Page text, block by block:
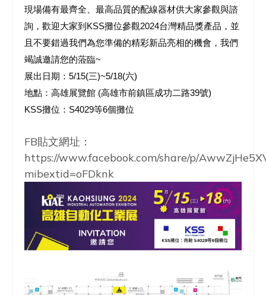
現場備有最齊全、最高品質的配線器材供大家參觀與諮
詢，歡迎大家到 KSS攤位參觀2024台灣精品獎產品，並
且不要錯過我們為您準備的精彩新品亮相的機會，我們
竭誠邀請您的蒞臨~
展出日期： 5/15(三)~5/18(六)
地點：高雄展覽館 (高雄市前鎮區成功二路39號)
KSS攤位： S4029等6個攤位
FB貼文網址：
https://www.facebook.com/share/p/
mibextid=oFDknk